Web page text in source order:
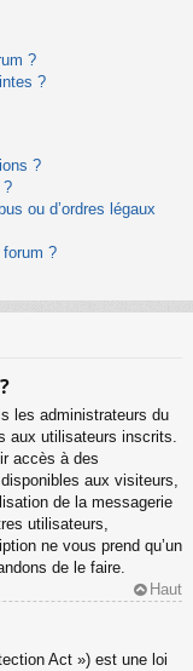
?
?
?
?
ou d’ordres légaux
?
les administrateurs du
aux utilisateurs inscrits.
accès à des
aux visiteurs,
de la messagerie
utilisateurs,
ne vous prend qu’un
de le faire.
Haut
Act ») est une loi